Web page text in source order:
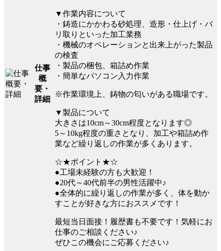
仕事
概
要・
詳細
▼作業内容について
・鋳造にかかわる砂処理、造形・仕上げ・バ
リ取りといった加工業務
・機械のオペレーションと出来上がった製品
の検査
・製品の梱包、箱詰め作業
・簡単なパソコン入力作業
※作業環境上、鋳物の匂いがある職場です。
▼製品について
大きさは10cm～30cm程度となります◎
5～10kg程度の重さとなり、加工や箱詰め作
業など繰り返しの作業が多くあります。
☆★ポイント★☆
●工場未経験の方も大歓迎！
●20代～40代前半の男性活躍中♪
●全体的に繰り返しの作業が多く、体を動か
すことが好きな方におススメです！
最短当日面接！履歴書も不要です！気軽にお
仕事のご相談ください♪
ぜひこの機会にご応募ください♪